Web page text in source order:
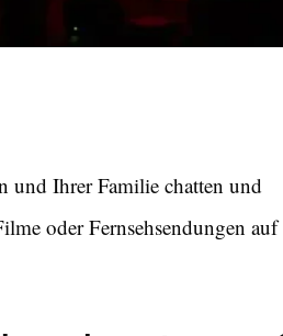
und Ihrer Familie chatten und
oder Fernsehsendungen auf